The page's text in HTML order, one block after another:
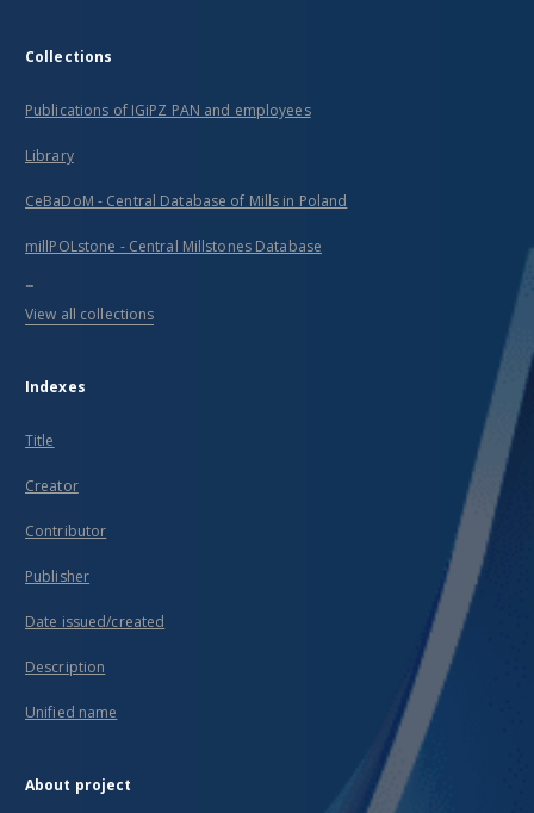
Collections
Publications of IGiPZ PAN and employees
Library
CeBaDoM - Central Database of Mills in Poland
millPOLstone - Central Millstones Database
...
View all collections
Indexes
Title
Creator
Contributor
Publisher
Date issued/created
Description
Unified name
About project